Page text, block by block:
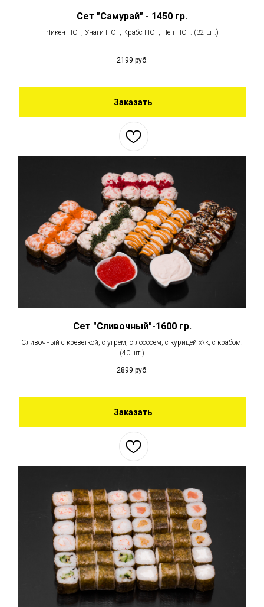
Сет "Самурай" - 1450 гр.
Чикен HOT, Унаги HOT, Крабс HOT, Пеп HOT. (32 шт.)
2199 руб.
Заказать
Сет "Сливочный"-1600 гр.
Сливочный с креветкой, с угрем, с лососем, с курицей х\к, с крабом.
(40 шт.)
2899 руб.
Заказать